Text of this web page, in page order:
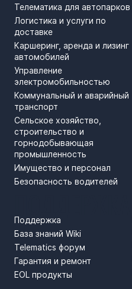
Телематика для автопарков
Логистика и услуги по
доставке
Каршеринг, аренда и лизинг
автомобилей
Управление
электромобильностью
Коммунальный и аварийный
транспорт
Сельское хозяйство,
строительство и
горнодобывающая
промышленность
Имущество и персонал
Безопасность водителей
Поддержка
База знаний Wiki
Telematics форум
Гарантия и ремонт
EOL продукты